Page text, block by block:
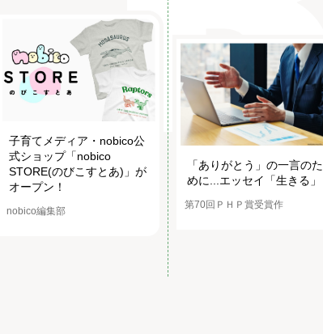
子育てメディア・nobico公
式ショップ「nobico
STORE(のびこすとあ)」が
オープン！
nobico編集部
「ありがとう」の一言のた
めに...エッセイ「生きる」
第70回ＰＨＰ賞受賞作